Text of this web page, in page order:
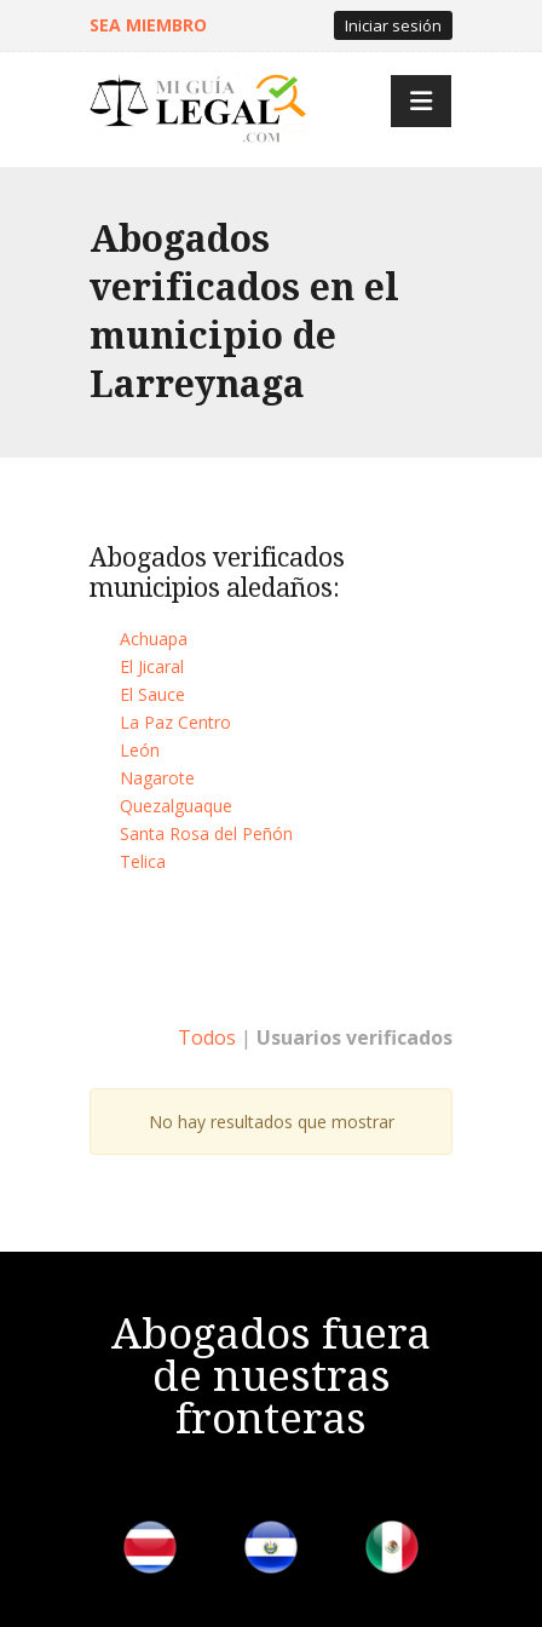
SEA MIEMBRO Iniciar sesión
Abogados
verificados en el
municipio de
Larreynaga
Abogados verificados
municipios aledaños:
Achuapa
El Jicaral
El Sauce
La Paz Centro
León
Nagarote
Quezalguaque
Santa Rosa del Peñón
Telica
Todos | Usuarios verificados
No hay resultados que mostrar
Abogados fuera
de nuestras
fronteras